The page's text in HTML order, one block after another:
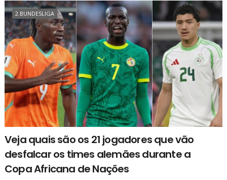
2.BUNDESLIGA
Veja quais são os 21 jogadores que vão
desfalcar os times alemães durante a
Copa Africana de Nações